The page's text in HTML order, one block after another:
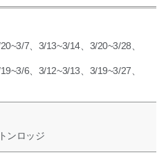
7、3/13~3/14、3/20~3/28、
6、3/12~3/13、3/19~3/27、
ンロッジ